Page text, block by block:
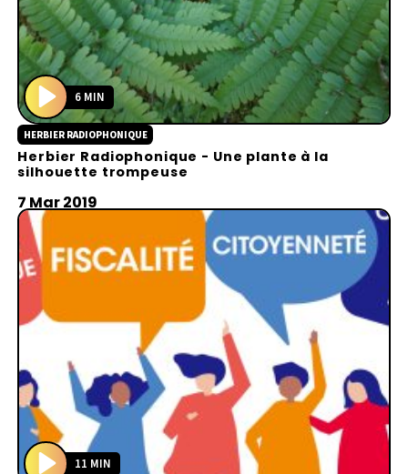
P
l
a
6 MIN
HERBIER RADIOPHONIQUE
Herbier Radiophonique - Une plante à la
silhouette trompeuse
7 Mar 2019
11 MIN